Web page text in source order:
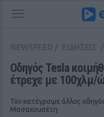
Οδηγός Tesla
έτρεχε με 100χλμ/
Τον κατέγραψε άλλος
Μασαχουσέτη